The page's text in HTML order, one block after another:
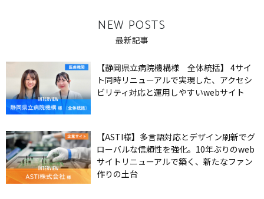
NEW POSTS
最新記事
【静岡県立病院機構様 全体統括】 4サイ
ト同時リニューアルで実現した、アクセシ
ビリティ対応と運用しやすいwebサイト
【ASTI様】多言語対応とデザイン刷新でグ
ローバルな信頼性を強化。10年ぶりのweb
サイトリニューアルで築く、新たなファン
作りの土台